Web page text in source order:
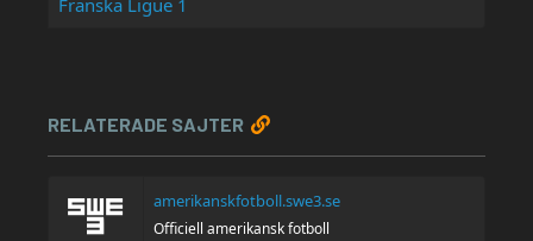
Franska Ligue 1
RELATERADE SAJTER
amerikanskfotboll.swe3.se
Officiell amerikansk fotboll